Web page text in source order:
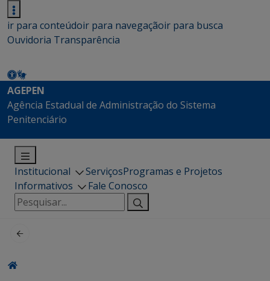
ir para conteúdoir para navegaçãoir para busca
Ouvidoria Transparência
AGEPEN
Agência Estadual de Administração do Sistema
Penitenciário
Institucional ServiçosProgramas e Projetos
Informativos
Fale Conosco
Pesquisar
por: